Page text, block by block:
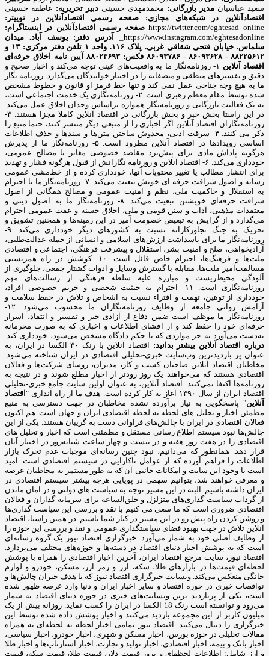
سعید عباسیان مدیر بازرگانی: محمدمهدی حسینی دبیر تحریریه: عاطفه حسینی
اقتصادآنلاین در شبکه‌های مجازی:
صفحه رسمی اقتصادآنلاین در توییتر:
https://twitter.com/eghtesad_online صفحه رسمی اقتصادآنلاین در اینستاگرام:
https://www.instagram.com/eghtesadonline_
آدرس دفتر: یوسف آباد. میدان
سلماس. خیابان فتحی شقاقی غربی. پلاک ۱۱۶. واحد ۱
تلفن دفتر مرکزی: ۱۳ و
۸۸۲۲۵۶۱۲ - ۸۶۰۹۳۶۲۸ - ۸۶۰۹۳۷۸۶ فکس: ۸۸۰۲۳۶۹۳
آیین نامه اخلاق حرفه‌ای
اقتصاد آنلاین
۱- روزنامه‌نگار ما به واقعیت‌های عینی توجه می‌کند و اخبار صحیح و
دقیق و تفسیرهای منطقی و منصفانه را در اختیار خوانندگان می‌گذارد. روزنامه نگار
ما به هیچ وجه جناحی عمل نمی کند و تنها خط قرمز او قانون و خطوط مشخص
شده توسط مقام معظم رهبری است. ۲- روزنامه‌نگاری یک خدمت اجتماعی است،
نه یک فعالیت بازرگانی و روزنامه‌نگار همواره براساس وجدان اخلاق عمل می‌کند.
در این راستا بخش خبر و بخش بازرگانی در اقتصاد آنلاین کاملا مجزا هستند. ۳-
روزنامه‌نگاران اقتصاد آنلاین اگر اخباری را از منبعی دیگر منتشر کنند، حتما منبع را
ذکر می کنند. ۴- سرقت ادبی، مخدوش ساختن متن‌ها و سندها و حذف اطلاعات
اساسی رویدادها در اقتصاد آنلاین مطرود است. ۵- روزنامه‌نگار ما از پذیرش
هرگونه پاداش مادی برای پیش‌برد مقاصد خصوصی مغایر با مصالح عمومی،
خودداری می‌کند. ۶- اقتصاد آنلاین و روزنامه نگارانش از قبول هرگونه فشار و تهدید
برای انتشار مطالب یا تغییر محتویات آنها، خودداری کرده و از خط‌مشی عمومی
رسانه و اصول شرافت حرفه ای خویش تبعیت می‌کند. ۷- روزنامه‌نگار ما با احترام
به استقلال و حاکمیت ملی، نظم و امنیت عمومی و مصالح همگانی از اصول
شرافت حرفه‌ای خویشتن تبعیت می‌کند. ۸- روزنامه‌نگار ما به اصول دینی و
معتقدات مذهبی، آداب و سنن قومی و ملی، اخلاق حسنه و عفت عمومی احترام
می‌گذارد و از گرایش به تبعیض خصومت آمیز در این زمینه‌ها و همچنین تشویق و
تحریک به جنگ تجاوزکارانه نسبت به کشورهای دیگر خودداری می‌کند. ۹-
روزنامه‌نگار ما برای پاسداشت ارزش‌های اسلامی و انسانی از جمله عدالت‌طلبی،
آزادیخواهی، صلح و امنیت بشر، استقلال و پیشرفت فرهنگی، اجتماعی و اقتصادی
ملت‌ها و فرهنگ‌ها، احترام خاص قائل است. ۱۰- کوشش در راه همزیستی
مسالمت‌آمیز ملت‌ها، مقابله با گسترش وسایل و ادوات کشتار جمعی، جلوگیری از
آلودگی محیط‌زیست و مبارزه علیه سلطه فرهنگی از رسالت‌های مهم
روزنامه‌نگاری است. ۱۱- احترام به حیثیت شخصی و حریم خصوصی افراد،
خودداری از توهین، تهمت و افتراء نسبت به اشخاص و تلاش در حفظ سلامت و
آرامش روانی جامعه از وظایف روزنامه‌نگاران ما محسوب می‌شود. ۱۲-
روزنامه‌نگار ما موظف است ضمن دفاع از آزادی خبر و تفسیر و انتقاد، اسرار
حرفه‌ای خود را حفظ کند و از افشای اطلاعات و اخباری که به صورت محرمانه
به‌دست می‌آورد به جز مواردی که با حکم دادگاه مشخص می‌شود، خودداری کند.
درباره اقتصاد آنلاین بیشتر بدانید:
اقتصاد آنلاین با رنک ۳۰ الکسا در ایران، به
عنوان پر بازدیدترین وب‌سایت خبری-تحلیلی اقتصادی در ایران شناخته می‌شود.
مخاطبان اقتصاد آنلاین صاحبان کسب و کار، مدیران، روسای شرکت‌ها و فعالان
اقتصادی هستند که می‌خواهند یک روز زودتر از اخبار مطلع شوند و در نتیجه به
روزنامه‌ها اکتفا نمی‌کنند. اقتصاد آنلاین، به عنوان اولین سایت جامع خبری-تحلیلی
اقتصاد ایران از سال ۱۳۹۰ آغاز به کار کرده است. هدف ما از راه اندازی "
اقتصاد
آنلاین" پاسخگویی به نیاز برآورده نشده مخاطبان در جهت دسترسی به منبع
مطمئن اخبار و تحلیل های لحظه به لحظه اقتصادی ایران و جهان است. هم اکنون
فعالان اقتصادی در ایران با چالش‌های فراوانی دست به گریبان هستند. یکی از این
چالش‌ها نبود سیستم اطلاع رسانی مستقل و مطمئنی است که اخبار و تحلیل های
اقتصادی را در هفت روز هفته و در بیست و چهار ساعت شبانه‌روز در اختیار آنان
قرار دهد. همانطور که می‌دانیم، نبود چنین رسانه‌ای موجبات عدم تحرک بازار
اطلاعات را فراهم آورده که از عوامل ناکارایی در سیستم اقتصادی است. امید
است با وجود این سایت و امکانات جانبی آن که به طور مستمر به مخاطبان عرضه
و معرفی خواهند شد، بتوانیم سهمی در پویایی هرچه بیشتر سیستم اقتصادی در
ایران داشته باشیم. البته در این مسیر توجه به سیاست های دولتی و در امان ماندن
از گرداب سیاست گذاری‌های متزلزل و خلق‌الساعه برای سرمایه گذاران و فعالان
اقتصادی ضروری است که ما سعی می کنیم با نقد و بررسی این سیاست گذاری‌ها
و روشن کردن راه پیش رو در این مسیر در کنار شما باشیم. در همین راستا، اقتصاد
آنلاین تلاش در جهت بهبود فضای سیاستگذاری عمومی و نقد و بررسی این حوزه را
از وظایف اصلی خود به شمار می‌آورد. خبرگزاری اقتصاد نیوز یک گروه رسانه‌ای
است که به پوشش اخبار دنیای اقتصاد در دسته‌ها و حوزه‌های مختلف می‌پردازد.
اقتصاد نیوز، سایت مرجع اقتصاد ایران، آخرین اخبار اقتصادی را همراه با پوشش
لحظه‌ای قیمت‌ها در بازارهای طلا، سکه، ارز و رمز ارز، مسکن، خودرو و لوازم
خانگی منعکس می‌کند. وبسایت خبرگزاری اقتصاد نیوز که با هدف جبران چالش‌ها و
نواقصات خبری در حوزه اقتصاد و سایر اخبار ایران و دنیا وارد عرضه ظهور شده
است، یکی از پربازدید ترین وبسایت‌های خبری در حوزه دنیای اقتصاد به شمار
می‌رود و توانسته است رنک 18 الکسا در ایران را کسب نماید. روزانه بیش از یک
میلیون کاربر از این مجموعه بازدید می‌کنند و اخبار پوشش داده شده توسط این
خبرگزاری را دنبال می‌کنند. اقتصاد نیوز تمامی اخبار لحظه به لحظه‌ای به همراه
مقالات تحلیلی در حوزه بورس، اخبار مسکن و شهری، اخبار خودرو، اخبار سیاسی،
اخبار بانک و بیمه، اخبار اقتصادی، اخبار تولید و تجارت، اخبار استارتاپ‌ها و اخبار طلا
و ارز شامل: اطلاعات لحظهای و بروز قیمت دلار، قیمت طلا، قیمت سکه، قیمت